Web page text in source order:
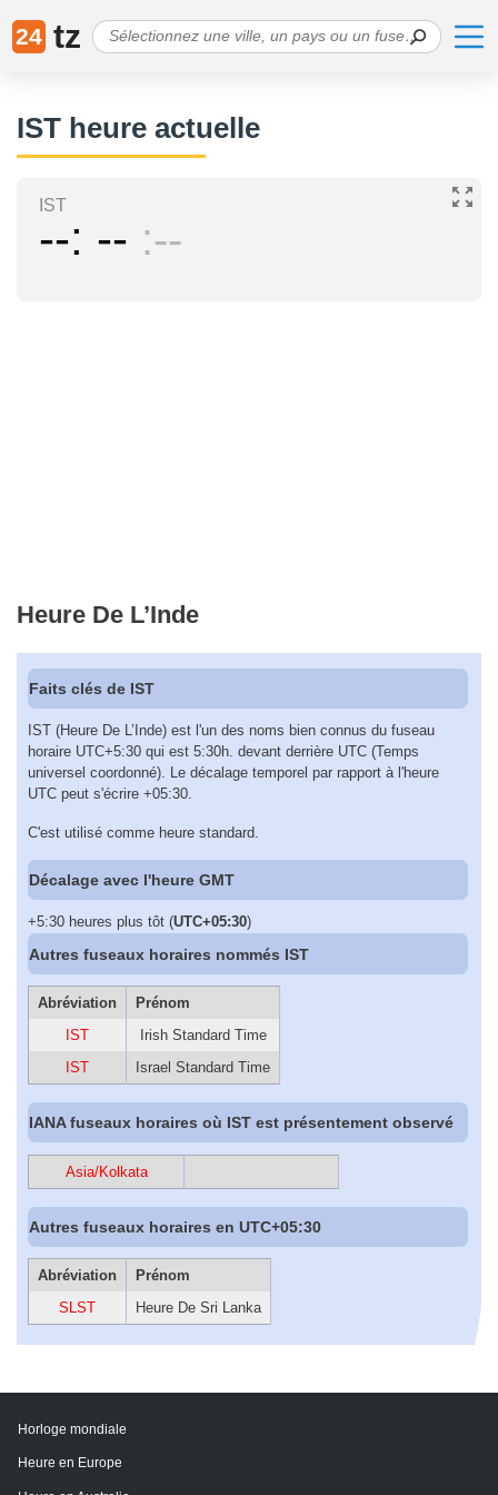
24 tz
IST heure actuelle
IST
-- -- --
Heure De L’Inde
Faits clés de IST
IST (Heure De L’Inde) est l'un des noms bien connus du fuseau
horaire UTC+5:30 qui est 5:30h. devant derrière UTC (Temps
universel coordonné). Le décalage temporel par rapport à l'heure
UTC peut s'écrire +05:30.
C'est utilisé comme heure standard.
Décalage avec l'heure GMT
+5:30 heures plus tôt (UTC+05:30)
Autres fuseaux horaires nommés IST
Abréviation
Prénom
IST
Irish Standard Time
IST
Israel Standard Time
IANA fuseaux horaires où IST est présentement observé
Asia/Kolkata
Autres fuseaux horaires en UTC+05:30
Abréviation
Prénom
SLST
Heure De Sri Lanka
Horloge mondiale
Heure en Europe